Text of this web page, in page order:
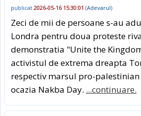
publicat 2026-05-16 15:30:01 (Adevarul)
Zeci de mii de persoane s-au
Londra pentru doua proteste
demonstratia "Unite the
activistul de extrema dreapta
respectiv marsul pro-
ocazia Nakba Day. ...continuare.